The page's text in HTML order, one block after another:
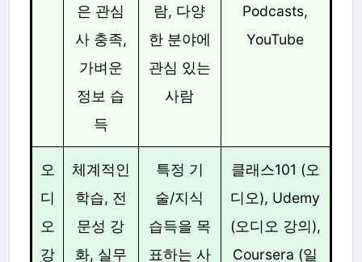
은 관심
사 충족,
가벼운
정보 습
득
람, 다양
한 분야에
관심 있는
사람
Podcasts,
YouTube
오
디
오
강
체계적인
학습, 전
문성 강
화, 실무
특정 기
술/지식
습득을 목
표하는 사
클래스101 (오
디오), Udemy
(오디오 강의),
Coursera (일